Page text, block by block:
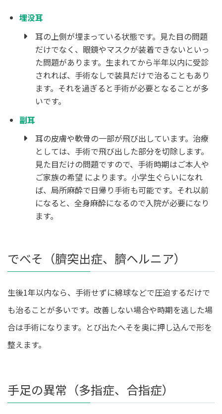
埋没耳
耳の上側が埋まっている状態です。見た目の問題
だけでなく、眼鏡やマスクが装着できないといっ
た問題があります。生まれてから半年以内に受診
されれば、手術なしで装具だけで治ることもあり
ます。それを過ぎると手術が必要となることが多
いです。
副耳
耳の皮膚や軟骨の一部が飛び出しています。治療
としては、手術で飛び出した部分を切除します。
見た目だけの問題ですので、手術時期はご本人や
ご家族の希望 によります。小学生ぐらいになれ
ば、局所麻酔で日帰り手術も可能です。それ以前
になると、全身麻酔になるので入院が必要になり
ます。
でべそ（臍突出症、臍ヘルニア）
生後1年以内なら、手術せずに綿球などで圧迫するだけで
も治ることが多いです。改善しない場合や時期を逃した場
合は手術になります。とび出たへそを奥に押し込んで形を
整えます。
手足の異常（多指症、合指症）